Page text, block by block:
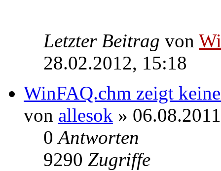
Letzter Beitrag von
28.02.2012, 15:18
WinFAQ.chm zeigt
von allesok »
0Antworten
9290 Zugriffe